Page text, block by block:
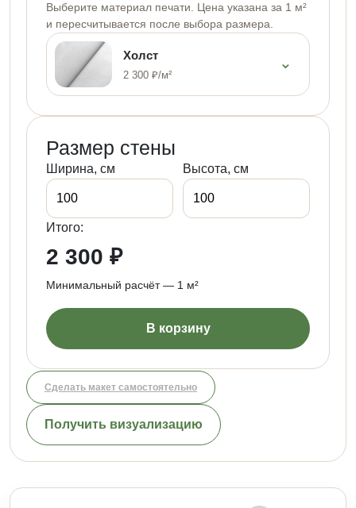
Выберите материал печати. Цена указана за 1 м²
и пересчитывается после выбора размера.
Холст
2 300 ₽/м²
⌄
Размер стены
Ширина, см Высота, см
Итого:
2 300 ₽
Минимальный расчёт — 1 м²
В корзину
Сделать макет самостоятельно
Получить визуализацию